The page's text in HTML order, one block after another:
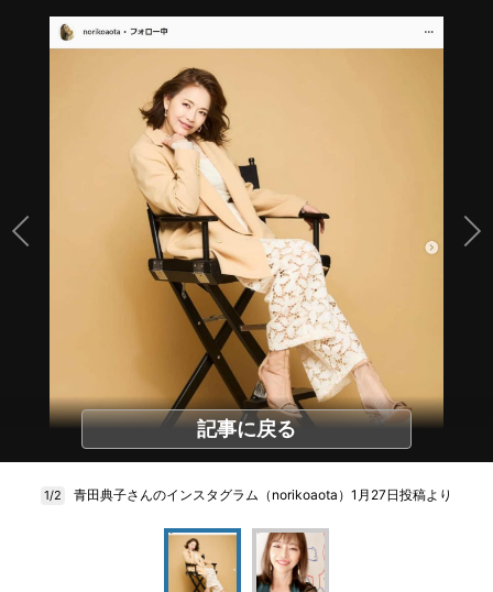
記事に戻る
1/2 青田典子さんのインスタグラム（norikoaota）1月27日投稿より